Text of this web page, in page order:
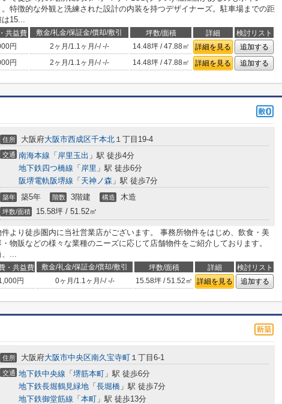
。特徴的な外観と洗練された設計の内装を持つデザイナーズ。駐車場までの距
は15...
共益費 敷金/礼金/保証金/償却/敷引 坪数/面積 詳細
検討リスト
円 2ヶ月 /1.1ヶ月 /-/-/- 14.48坪 / 47.88㎡ 詳細を見る
追加する
円 2ヶ月 /1.1ヶ月 /-/-/- 14.48坪 / 47.88㎡ 詳細を見る 追加する
住所 大阪府大阪市西成区千本北 １丁目19-4
交通 南海本線 「 岸里玉出 」駅 徒歩4分
地下鉄四つ橋線 「 岸里 」駅 徒歩6分
阪堺電軌阪堺線 「 天神ノ森 」駅 徒歩7分
築年 築5年 階数 3階建 構造 木造
坪数/面積 15.58坪 / 51.52㎡
件より徒歩圏内に当社営業店がございます。 事務所物件をはじめ、飲食・美
・物販などの様々な業種のニーズに応じて店舗物件をご紹介しております。
、...
・共益費 敷金/礼金/保証金/償却/敷引 坪数/面積 詳細
検討リスト
円 0ヶ月 /1.1ヶ月 /-/-/- 15.58坪 / 51.52㎡ 詳細を見る 追加する
住所 大阪府大阪市中央区南久宝寺町 １丁目6-1
交通 地下鉄中央線 「 堺筋本町 」駅 徒歩6分
地下鉄長堀鶴見緑地 「 長堀橋 」駅 徒歩7分
地下鉄御堂筋線 「 本町 」駅 徒歩13分